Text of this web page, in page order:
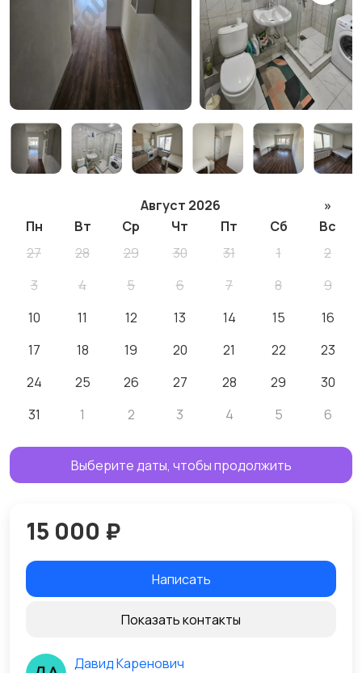
Август 2026
»
Пн
Вт Ср Чт Пт Сб
Вс
27
28 29 30 31 1
2
3
4 5 6 7 8
9
10
11 12 13 14 15
16
17
18 19 20 21 22
23
24
25 26 27 28 29
30
31
1 2 3 4 5 6
Выберите даты, чтобы продолжить
15 000 ₽
Написать
Показать контакты
Давид Каренович